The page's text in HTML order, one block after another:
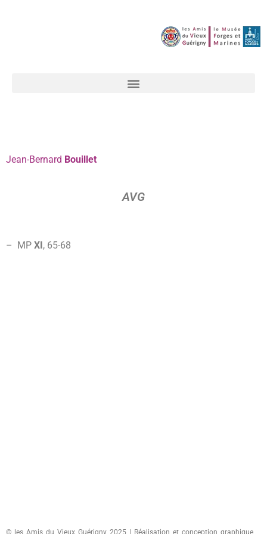
Jean-Bernard Bouillet
AVG
– MP XI, 65-68
© les Amis du Vieux Guérigny 2025 | Réalisation et conception graphique